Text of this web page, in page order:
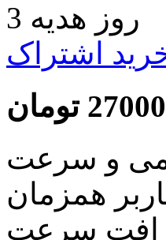
3 روز هدیه
اشتراک
27000 تومان
و سرعت
همزمان
افت سرعت